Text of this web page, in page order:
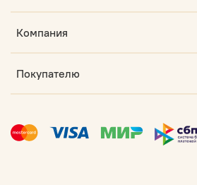
Компания
Покупателю